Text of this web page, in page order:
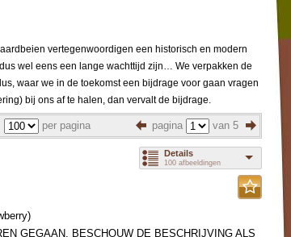
vertegenwoordigen een historisch en modern
wel eens een lange wachttijd zijn… We verpakken de
waar we in de toekomst een bijdrage voor gaan vragen
bij ons af te halen, dan vervalt de bijdrage.
per pagina pagina van 5
Details
100 afbeeldingen
)
GEGAAN, BESCHOUW DE BESCHRIJVING ALS